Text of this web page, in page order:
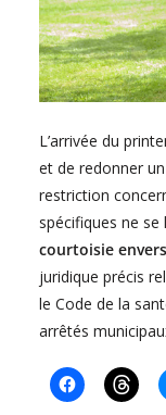
L’arrivée du
et de redonner
restriction
spécifiques ne
courtoisie
juridique précis
le Code de la
arrêtés